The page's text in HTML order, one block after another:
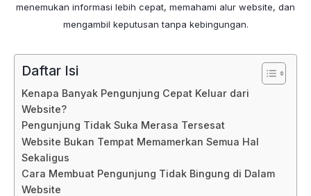
menemukan informasi lebih cepat, memahami alur website, dan
mengambil keputusan tanpa kebingungan.
Daftar Isi
Kenapa Banyak Pengunjung Cepat Keluar dari
Website?
Pengunjung Tidak Suka Merasa Tersesat
Website Bukan Tempat Memamerkan Semua Hal
Sekaligus
Cara Membuat Pengunjung Tidak Bingung di Dalam
Website